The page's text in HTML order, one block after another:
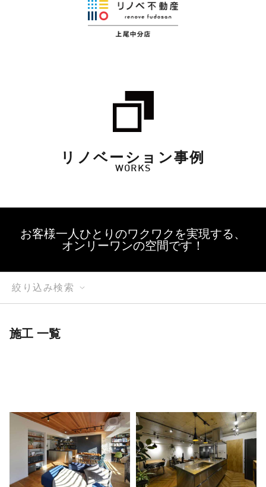
リノベーション事例
WORKS
お客様一人ひとりのワクワクを実現する、
オンリーワンの空間です！
絞り込み検索
施工 一覧